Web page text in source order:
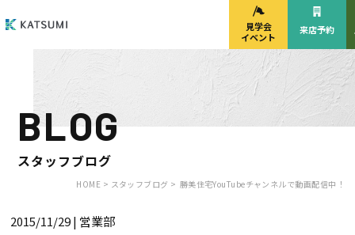
モデルハウス
来場予約
見学会・
来店予約
見学会
イベント
来店予約
BLOG
スタッフブログ
HOME > スタッフブログ > 勝美住宅YouTubeチャンネルで動画配信中！
2015/11/29| 営業部